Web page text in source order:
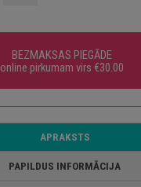
BEZMAKSAS PIEGĀDE
online pirkumam virs €30.00
APRAKSTS
PAPILDUS INFORMĀCIJA